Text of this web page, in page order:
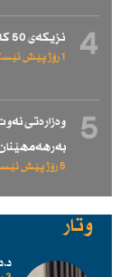
4 نزیكەی 50 كەس لە ئێران لە سێدارە دراون
1 رۆژ پێش ئێستا
5
وەزارەتی
5 رۆژ پێش ئێستا
وتار